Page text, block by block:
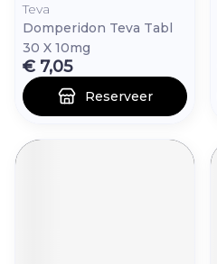
Teva
Domperidon Teva Tabl
30 X 10mg
€ 7,05
Reserveer